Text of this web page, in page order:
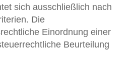
sich ausschließlich nach
Die
Einordnung einer
Beurteilung